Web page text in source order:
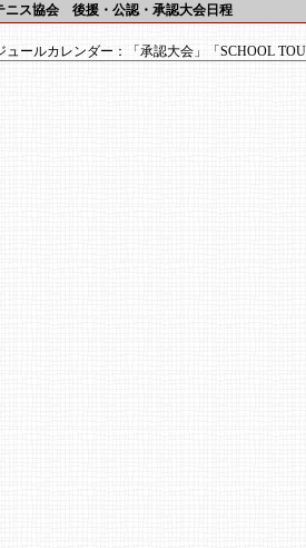
ニス協会 後援・公認・承認大会日程
ュールカレンダー： 「承認大会」「SCHOOL